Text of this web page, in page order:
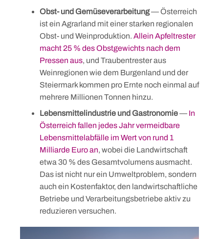
Obst- und Gemüseverarbeitung— Österreich
ist ein Agrarland mit einer starken regionalen
Obst- und Weinproduktion. Allein Apfeltrester
macht 25 % des Obstgewichts nach dem
Pressen aus, und Traubentrester aus
Weinregionen wie dem Burgenland und der
Steiermark kommen pro Ernte noch einmal auf
mehrere Millionen Tonnen hinzu.
Lebensmittelindustrie und Gastronomie— In
Österreich fallen jedes Jahr vermeidbare
Lebensmittelabfälle im Wert von rund 1
Milliarde Euro an, wobei die Landwirtschaft
etwa 30 % des Gesamtvolumens ausmacht.
Das ist nicht nur ein Umweltproblem, sondern
auch ein Kostenfaktor, den landwirtschaftliche
Betriebe und Verarbeitungsbetriebe aktiv zu
reduzieren versuchen.